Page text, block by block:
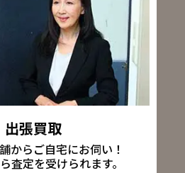
出張買取
からご自宅にお伺い！
査定を受けられます。